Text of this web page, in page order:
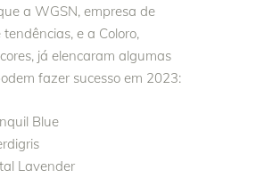
a WGSN, empresa de
e a Coloro,
já elencaram algumas
fazer sucesso em 2023:
Blue
Lavender